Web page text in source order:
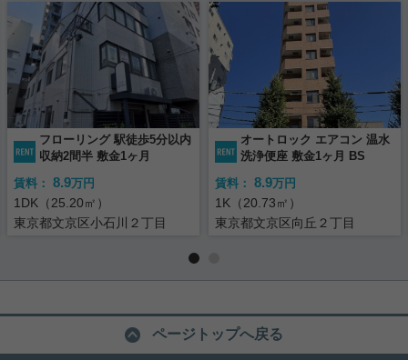
フローリング 駅徒歩5分以内
収納2間半 敷金1ヶ月
賃料： 8.9万円
1DK（25.20㎡）
東京都文京区小石川２丁目
オートロック エアコン 温水
洗浄便座 敷金1ヶ月 BS
賃料： 8.9万円
1K（20.73㎡）
東京都文京区向丘２丁目
ページトップへ戻る